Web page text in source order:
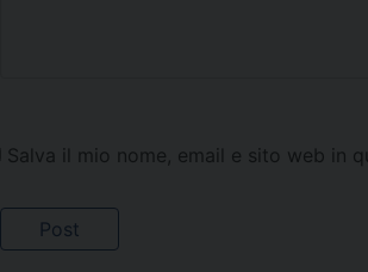
Salva il mio nome, email e sito web in